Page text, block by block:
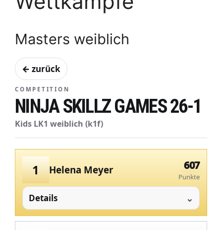
Masters weiblich
← zurück
COMPETITION
NINJA SKILLZ GAMES 26-1
Kids LK1 weiblich (k1f)
1 Helena Meyer 607
Punkte
Details